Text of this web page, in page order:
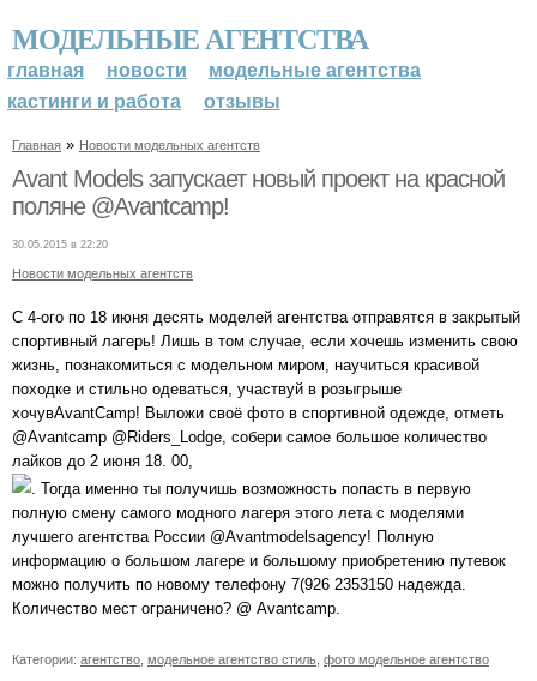
МОДЕЛЬНЫЕ АГЕНТСТВА
главная новости
модельные агентства
кастинги и работа
отзывы
Главная » Новости модельных агентств
Avant Models запускает новый проект на красной
поляне @Avantcamp!
30.05.2015 в 22:20
Новости модельных агентств
С 4-ого по 18 июня десять моделей агентства отправятся в закрытый
спортивный лагерь! Лишь в том случае, если хочешь изменить свою
жизнь, познакомиться с модельном миром, научиться красивой
походке и стильно одеваться, участвуй в розыгрыше
хочувAvantCamp! Выложи своё фото в спортивной одежде, отметь
@Avantcamp @Riders_Lodge, собери самое большое количество
лайков до 2 июня 18. 00,
. Тогда именно ты получишь возможность попасть в первую
полную смену самого модного лагеря этого лета с моделями
лучшего агентства России @Avantmodelsagency! Полную
информацию о большом лагере и большому приобретению путевок
можно получить по новому телефону 7(926 2353150 надежда.
Количество мест ограничено? @ Avantcamp.
Категории: агентство модельное агентство стиль фото модельное агентство